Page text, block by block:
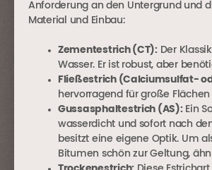
Anforderung an den Untergrund und
Material und Einbau:
Zementestrich (CT):Der
Wasser. Er ist robust, aber
Fließestrich (Calciumsulfat-
hervorragend für große Flächen
Gussasphaltestrich (AS):Ein
wasserdicht und sofort nach
besitzt eine eigene Optik. Um
Bitumen schön zur Geltung,